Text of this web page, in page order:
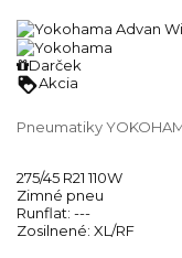
Darček
loyaltyAkcia
Pneumatiky
275/45 R21 110W
Zimné pneu
Runflat: ---
Zosilnené: XL/RF